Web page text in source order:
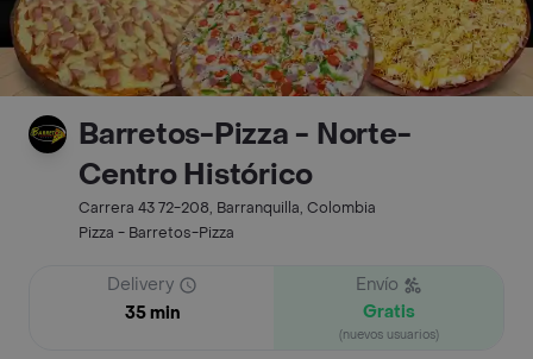
Barretos-Pizza - Norte-
Centro Histórico
Carrera 43 72-208, Barranquilla, Colombia
Pizza - Barretos-Pizza
Delivery
35 min
Envío
Gratis
(nuevos usuarios)